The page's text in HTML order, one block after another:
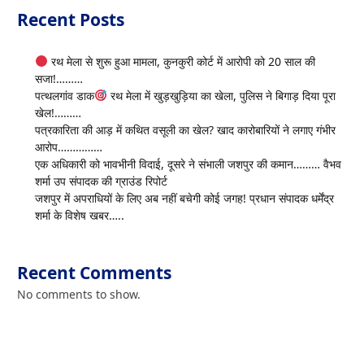
Recent Posts
रथ मेला से शुरू हुआ मामला, कुनकुरी कोर्ट में आरोपी को 20 साल की
सजा!………
पत्थलगांव डाक
रथ मेला में खुड़खुड़िया का खेला, पुलिस ने बिगाड़ दिया पूरा
खेल!………
पत्रकारिता की आड़ में कथित वसूली का खेल? खाद कारोबारियों ने लगाए गंभीर
आरोप……………
एक अधिकारी को भावभीनी विदाई, दूसरे ने संभाली जशपुर की कमान……… वैभव
शर्मा उप संपादक की ग्राउंड रिपोर्ट
जशपुर में अपराधियों के लिए अब नहीं बचेगी कोई जगह! प्रधान संपादक धर्मेंद्र
शर्मा के विशेष खबर…..
Recent Comments
No comments to show.